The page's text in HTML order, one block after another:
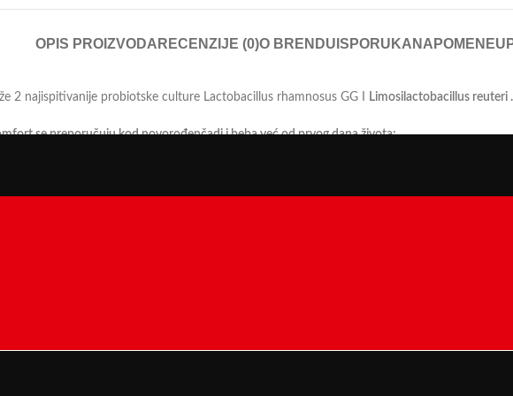
OPIS PROIZVODA RECENZIJE (0)O BRENDU ISPORUKA NAPOMENE
2 najispitivanije probiotske culture Lactobacillus rhamnosus GG I Limosilactobacillus reuteri .
se preporučuju kod novorođenčadi i beba već od prvog dana života:
odojčad i decu:
i funkcionalni bol u stomaku.